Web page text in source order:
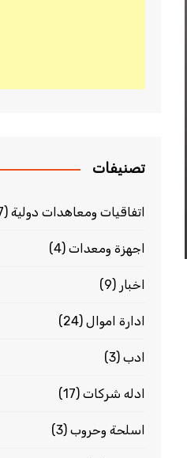
تصنيفات
اتفاقيات ومعاهدات دولية (7)
اجهزة ومعدات (4)
اخبار (9)
ادارة اموال (24)
ادب (3)
ادله شركات (17)
اسلحة وحروب (3)